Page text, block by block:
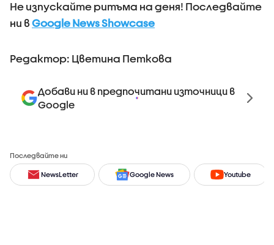
Не изпускайте ритъма на деня! Последвайте
ни в Google News Showcase
Редактор: Цветина Петкова
Добави ни в предпочитани източници в
Google
Последвайте ни
NewsLetter Google News Youtube